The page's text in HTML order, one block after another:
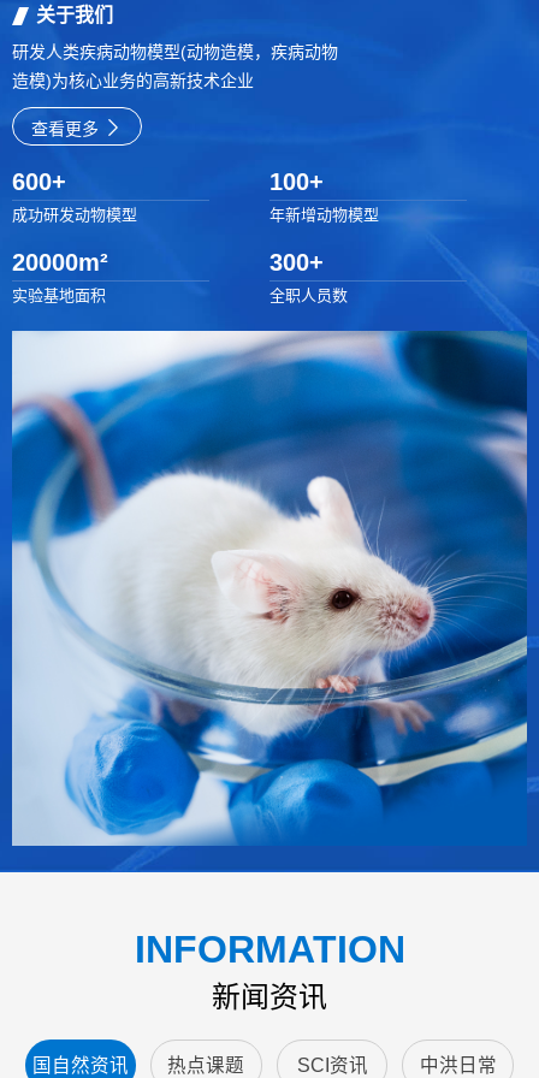
关于我们
研发人类疾病动物模型(动物造模，疾病动物
造模)为核心业务的高新技术企业
查看更多
600+
成功研发动物模型
100+
年新增动物模型
20000m²
实验基地面积
300+
全职人员数
INFORMATION
新闻资讯
国自然资讯 热点课题 SCI资讯 中洪日常